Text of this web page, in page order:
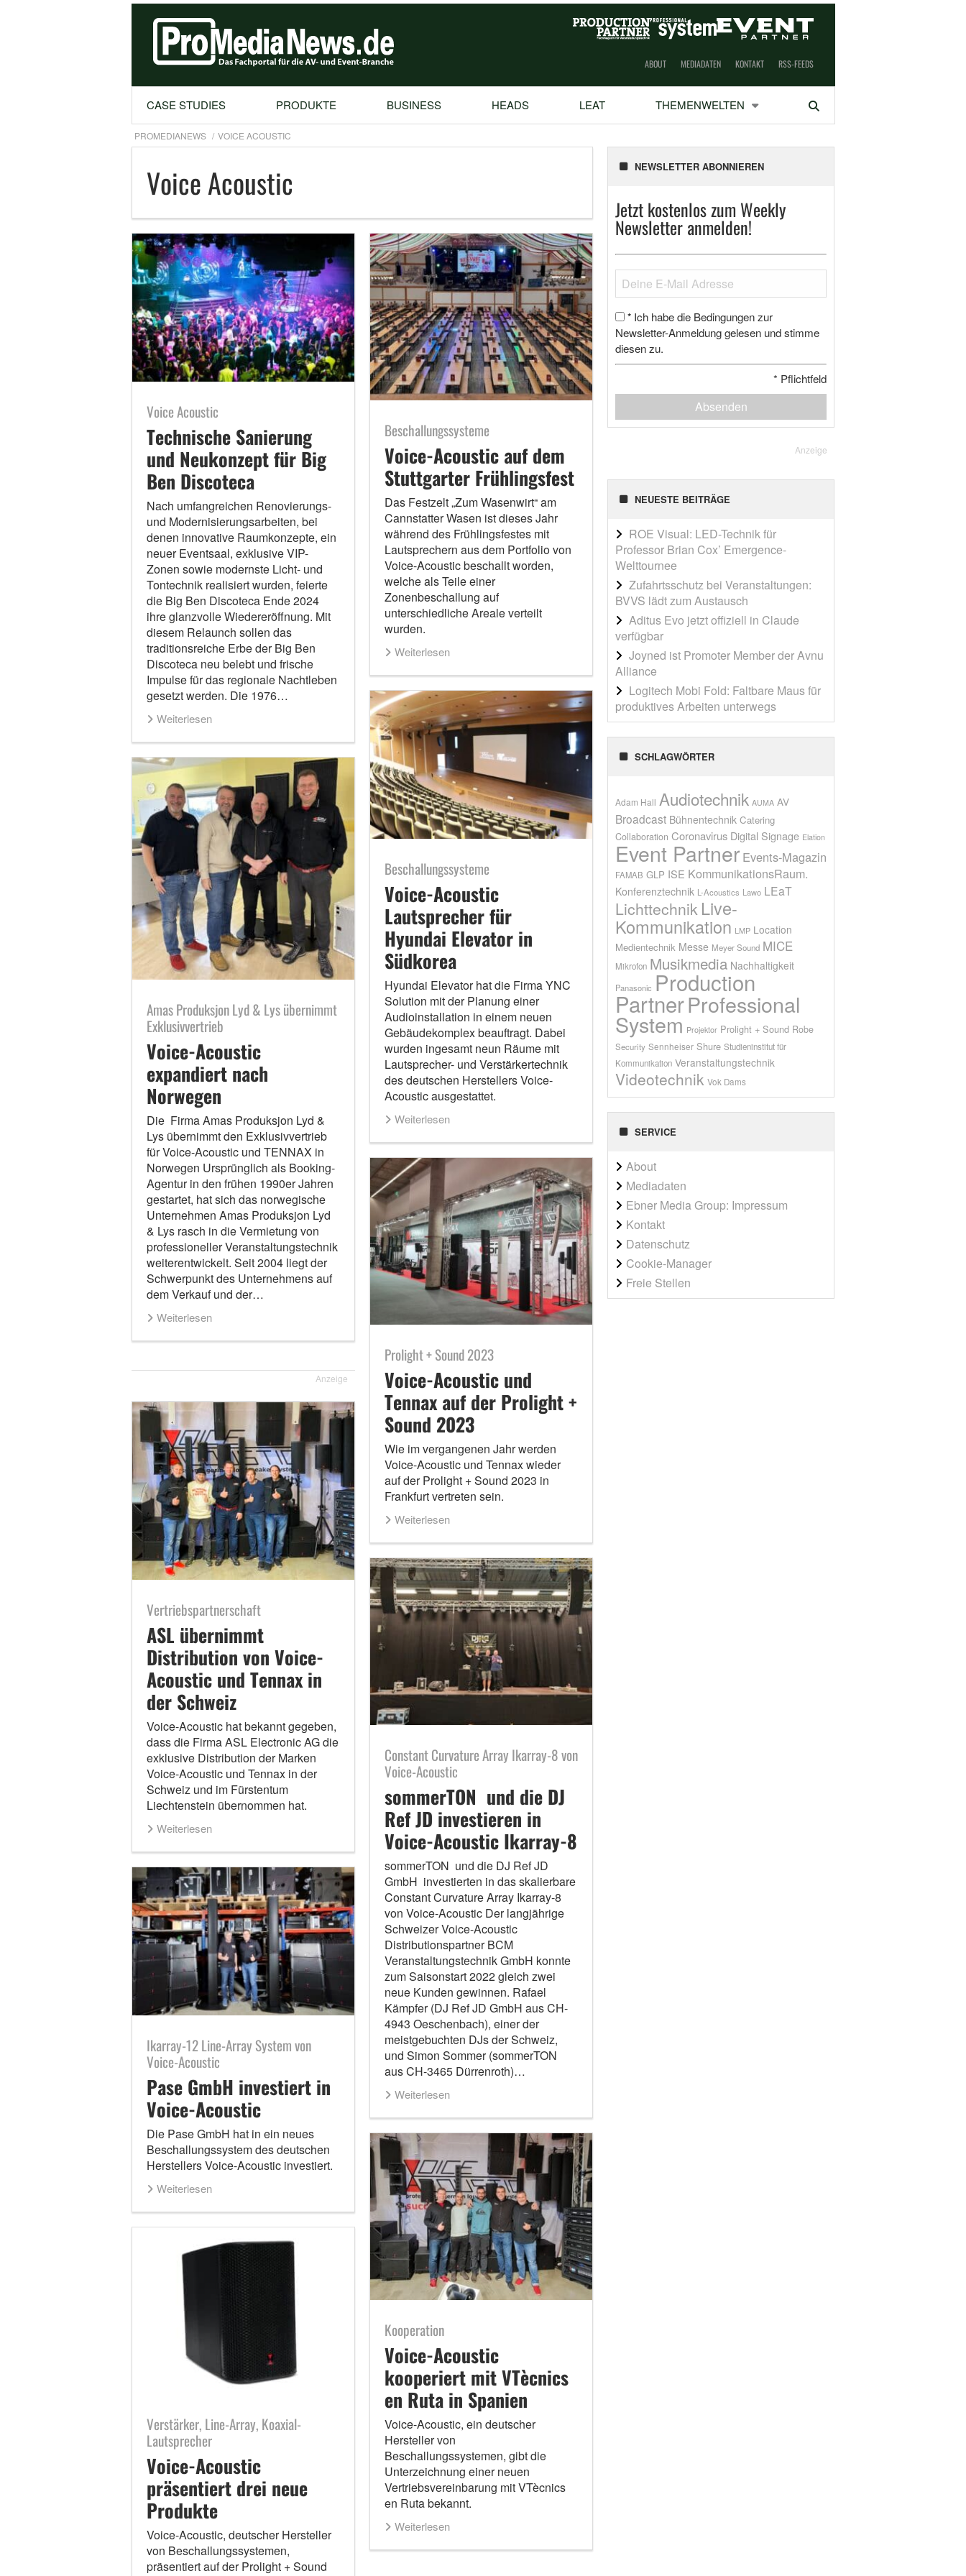
ABOUT MEDIADATEN KONTAKT RSS-FEEDS
CASE STUDIES PRODUKTE BUSINESS HEADS LEAT THEMENWELTEN Suchen
PROMEDIANEWS VOICE ACOUSTIC
Voice Acoustic
Voice Acoustic
Technische Sanierung
und Neukonzept für Big
Ben Discoteca
Nach umfangreichen Renovierungs-
und Modernisierungsarbeiten, bei
denen innovative Raumkonzepte, ein
neuer Eventsaal, exklusive VIP-
Zonen sowie modernste Licht- und
Tontechnik realisiert wurden, feierte
die Big Ben Discoteca Ende 2024
ihre glanzvolle Wiedereröffnung. Mit
diesem Relaunch sollen das
traditionsreiche Erbe der Big Ben
Discoteca neu belebt und frische
Impulse für das regionale Nachtleben
gesetzt werden. Die 1976…
Weiterlesen
Amas Produksjon Lyd & Lys übernimmt
Exklusivvertrieb
Voice-Acoustic
expandiert nach
Norwegen
Die Firma Amas Produksjon Lyd &
Lys übernimmt den Exklusivvertrieb
für Voice-Acoustic und TENNAX in
Norwegen Ursprünglich als Booking-
Agentur in den frühen 1990er Jahren
gestartet, hat sich das norwegische
Unternehmen Amas Produksjon Lyd
& Lys rasch in die Vermietung von
professioneller Veranstaltungstechnik
weiterentwickelt. Seit 2004 liegt der
Schwerpunkt des Unternehmens auf
dem Verkauf und der…
Weiterlesen
Beschallungssysteme
Voice-Acoustic auf dem
Stuttgarter Frühlingsfest
Das Festzelt „Zum Wasenwirt“ am
Cannstatter Wasen ist dieses Jahr
während des Frühlingsfestes mit
Lautsprechern aus dem Portfolio von
Voice-Acoustic beschallt worden,
welche als Teile einer
Zonenbeschallung auf
unterschiedliche Areale verteilt
wurden.
Weiterlesen
Anzeige
Beschallungssysteme
Voice-Acoustic
Lautsprecher für
Hyundai Elevator in
Südkorea
Hyundai Elevator hat die Firma YNC
Solution mit der Planung einer
Audioinstallation in einem neuen
Gebäudekomplex beauftragt. Dabei
wurden ingesamt neun Räume mit
Lautsprecher- und Verstärkertechnik
des deutschen Herstellers Voice-
Acoustic ausgestattet.
Weiterlesen
Vertriebspartnerschaft
ASL übernimmt
Distribution von Voice-
Acoustic und Tennax in
der Schweiz
Voice-Acoustic hat bekannt gegeben,
dass die Firma ASL Electronic AG die
exklusive Distribution der Marken
Voice-Acoustic und Tennax in der
Schweiz und im Fürstentum
Liechtenstein übernommen hat.
Weiterlesen
Prolight + Sound 2023
Voice-Acoustic und
Tennax auf der Prolight +
Sound 2023
Wie im vergangenen Jahr werden
Voice-Acoustic und Tennax wieder
auf der Prolight + Sound 2023 in
Frankfurt vertreten sein.
Weiterlesen
Ikarray-12 Line-Array System von
Voice-Acoustic
Pase GmbH investiert in
Voice-Acoustic
Die Pase GmbH hat in ein neues
Beschallungssystem des deutschen
Herstellers Voice-Acoustic investiert.
Weiterlesen
Constant Curvature Array Ikarray-8 von
Voice-Acoustic
sommerTON und die DJ
Ref JD investieren in
Voice-Acoustic Ikarray-8
sommerTON und die DJ Ref JD
GmbH investierten in das skalierbare
Constant Curvature Array Ikarray-8
von Voice-Acoustic Der langjährige
Schweizer Voice-Acoustic
Distributionspartner BCM
Veranstaltungstechnik GmbH konnte
zum Saisonstart 2022 gleich zwei
neue Kunden gewinnen. Rafael
Kämpfer (DJ Ref JD GmbH aus CH-
4943 Oeschenbach), einer der
meistgebuchten DJs der Schweiz,
und Simon Sommer (sommerTON
aus CH-3465 Dürrenroth)…
Weiterlesen
Verstärker, Line-Array, Koaxial-
Lautsprecher
Voice-Acoustic
präsentiert drei neue
Produkte
Voice-Acoustic, deutscher Hersteller
von Beschallungssystemen,
präsentiert auf der Prolight + Sound
Kooperation
Voice-Acoustic
kooperiert mit VTècnics
en Ruta in Spanien
Voice-Acoustic, ein deutscher
Hersteller von
Beschallungssystemen, gibt die
Unterzeichnung einer neuen
Vertriebsvereinbarung mit VTècnics
en Ruta bekannt.
Weiterlesen
NEWSLETTER ABONNIEREN
Jetzt kostenlos zum Weekly
Newsletter anmelden!
* Ich habe die Bedingungen zur
Newsletter-Anmeldung gelesen und stimme
diesen zu.
* Pflichtfeld
Absenden
Anzeige
NEUESTE BEITRÄGE
ROE Visual: LED-Technik für
Professor Brian Cox’ Emergence-
Welttournee
Zufahrtsschutz bei Veranstaltungen:
BVVS lädt zum Austausch
Aditus Evo jetzt offiziell in Claude
verfügbar
Joyned ist Promoter Member der Avnu
Alliance
Logitech Mobi Fold: Faltbare Maus für
produktives Arbeiten unterwegs
SCHLAGWÖRTER
Adam Hall Audiotechnik AUMA AV
Broadcast Bühnentechnik Catering
Collaboration Coronavirus Digital Signage Elation
Event Partner Events-Magazin
FAMAB GLP ISE KommunikationsRaum.
Konferenztechnik L-Acoustics Lawo LEaT
Lichttechnik Live-
Kommunikation LMP Location
Medientechnik Messe Meyer Sound MICE
Mikrofon Musikmedia Nachhaltigkeit
Panasonic Production
PartnerProfessional
System Projektor Prolight + Sound Robe
Security Sennheiser Shure Studieninstitut für
Kommunikation Veranstaltungstechnik
Videotechnik Vok Dams
SERVICE
About
Mediadaten
Ebner Media Group: Impressum
Kontakt
Datenschutz
Cookie-Manager
Freie Stellen